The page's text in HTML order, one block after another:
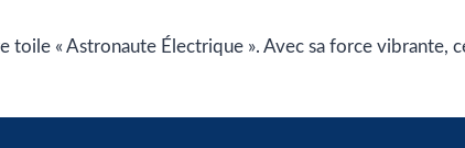
toile « Astronaute Électrique ». Avec sa force